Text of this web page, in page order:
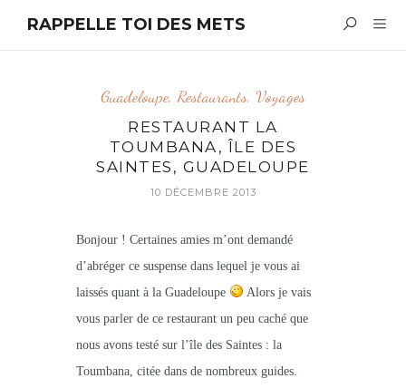
RAPPELLE TOI DES METS
Guadeloupe, Restaurants, Voyages
RESTAURANT LA
TOUMBANA, ÎLE DES
SAINTES, GUADELOUPE
10 DÉCEMBRE 2013
Bonjour ! Certaines amies m’ont demandé
d’abréger ce suspense dans lequel je vous ai
laissés quant à la Guadeloupe
Alors je vais
vous parler de ce restaurant un peu caché que
nous avons testé sur l’île des Saintes : la
Toumbana, citée dans de nombreux guides.